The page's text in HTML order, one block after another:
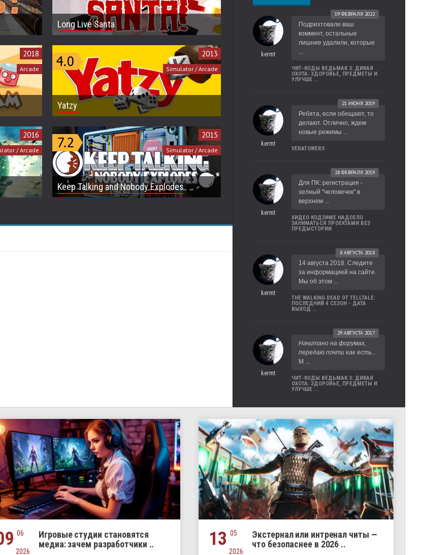
Long Live Santa
2018
Arcade
Yatzy
2013
Simulator / Arcade
2016
/ Arcade
Keep Talking and Nobody Explodes
2015
Simulator / Arcade
kermt
19 ФЕВРАЛЯ 2022
Подрихтовали ваш
коммент, остальные
лишние удалили, которые
...
ЧИТ-КОДЫ ВЕДЬМАК 3: ДИКАЯ
ОХОТА: ЗДОРОВЬЕ, ПРЕДМЕТЫ И
УЛУЧШЕ ...
kermt
21 ИЮНЯ 2019
Ребята, если обещают, то
делают. Отлично, ждем
новые режимы ...
VERATOWERS
kermt
28 ФЕВРАЛЯ 2019
Для ПК: регистрация -
зелный "человечек" в
верхнем ...
ХИДЕО КОДЗИМЕ НАДОЕЛО
ЗАНИМАТЬСЯ ПРОЕКТАМИ БЕЗ
ПРЕДЫСТОРИИ
kermt
8 АВГУСТА 2018
14 августа 2018. Следите
за информацией на сайте.
Мы об этом ...
THE WALKING DEAD ОТ TELLTALE:
ПОСЛЕДНИЙ 4 СЕЗОН - ДАТА
ВЫХОД ...
kermt
29 АВГУСТА 2017
Начитано на форумах,
передаю почти как есть...
М ...
ЧИТ-КОДЫ ВЕДЬМАК 3: ДИКАЯ
ОХОТА: ЗДОРОВЬЕ, ПРЕДМЕТЫ И
УЛУЧШЕ ...
06
2026
Игровые студии становятся
медиа: зачем разработчики ..
13 05
2026
Экстернал или интренал читы —
что безопаснее в 2026 ..